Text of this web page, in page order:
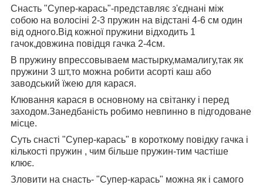
Снасть "Супер-карась"-представляє з'єднані між
собою на волосіні 2-3 пружин на відстані 4-6 см один
від одного.Від кожної пружини відходить 1
гачок,довжина повідця гачка 2-4см.
В пружину впрессовываем мастырку,мамалигу,так як
пружини 3 шт,то можна робити асорті каш або
заводський їжею для карася.
Клювання карася в основному на світанку і перед
заходом.Занедбаність робимо невпинно в підгодоване
місце.
Суть снасті "Супер-карась" в короткому повідку гачка і
кількості пружин , чим більше пружин-тим частіше
клює.
Зловити на снасть- "Супер-карась" можна як і самого